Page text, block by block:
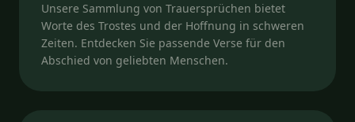
Unsere Sammlung von Trauersprüchen bietet
Worte des Trostes und der Hoffnung in schweren
Zeiten. Entdecken Sie passende Verse für den
Abschied von geliebten Menschen.